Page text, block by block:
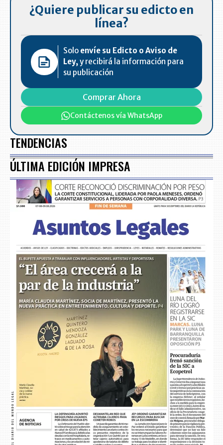
¿Quiere publicar su edicto en
línea?
Solo envíe su Edicto o Aviso de
Ley,y recibirá la información para
su publicación
Comprar Ahora
Contáctenos vía WhatsApp
TENDENCIAS
ÚLTIMA EDICIÓN IMPRESA